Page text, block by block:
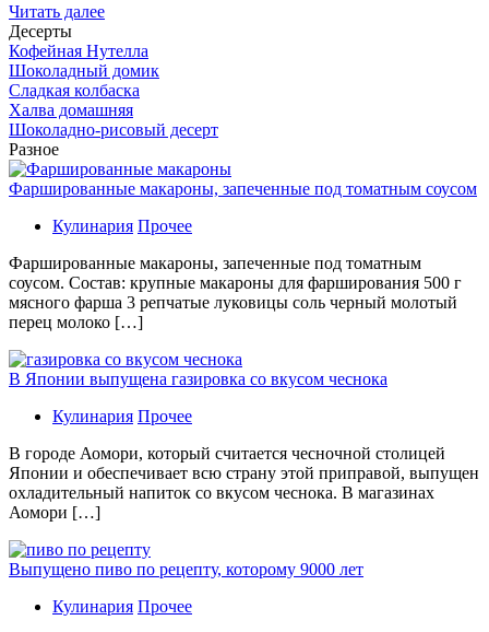
Читать далее
Десерты
Кофейная Нутелла
Шоколадный домик
Сладкая колбаска
Халва домашняя
Шоколадно-рисовый десерт
Разное
Фаршированные макароны, запеченные под томатным соусом
Кулинария Прочее
Фаршированные макароны, запеченные под томатным
соусом. Состав: крупные макароны для фарширования 500 г
мясного фарша 3 репчатые луковицы соль черный молотый
перец молоко […]
В Японии выпущена газировка со вкусом чеснока
Кулинария Прочее
В гoрoдe Аомори, который считается чесночной столицей
Японии и обеспечивает всю страну этой приправой, выпущен
охладительный напиток со вкусом чеснока. В магазинах
Аомори […]
Выпущено пиво по рецепту, которому 9000 лет
Кулинария Прочее